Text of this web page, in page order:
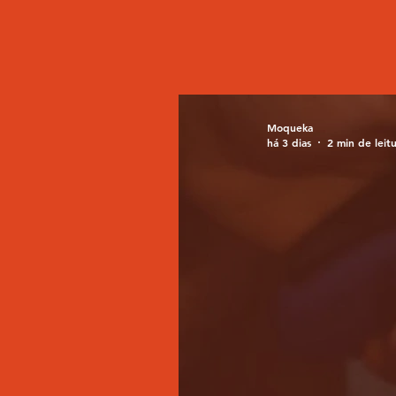
Moqueka
há 3 dias
2 min de